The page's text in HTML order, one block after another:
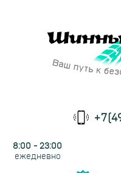
8:00 - 23:00
ежедневно